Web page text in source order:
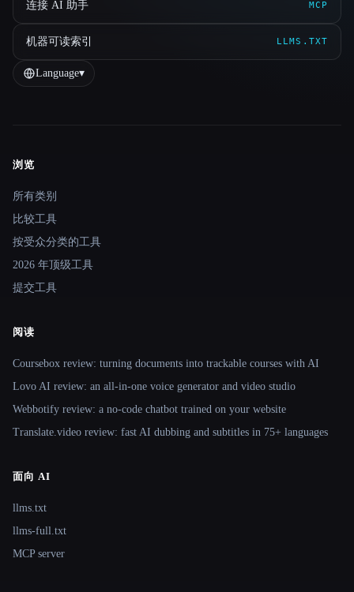
连接 AI 助手 MCP
机器可读索引 LLMS.TXT
Language▾
Site navigation
浏览
所有类别
比较工具
按受众分类的工具
2026 年顶级工具
提交工具
阅读
Coursebox review: turning documents into trackable courses with AI
Lovo AI review: an all-in-one voice generator and video studio
Webbotify review: a no-code chatbot trained on your website
Translate.video review: fast AI dubbing and subtitles in 75+ languages
面向 AI
llms.txt
llms-full.txt
MCP server